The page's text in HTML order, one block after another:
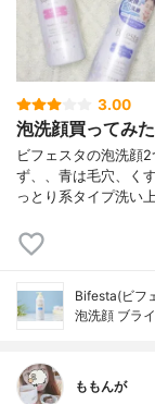
3.00
泡洗顔買ってみ
ビフェスタの泡洗顔
ず、、青は毛穴、く
っとり系タイプ洗い
Bifesta(ビフ
泡洗顔 ブラ
ももんが